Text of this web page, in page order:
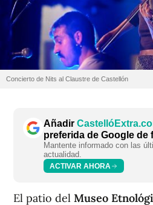
Concierto de Nits al Claustre de Castellón
Añadir
preferida de Google de
Mantente informado con las
actualidad.
ACTIVAR AHORA
El patio del Museo